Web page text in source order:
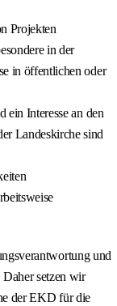
Projekten
in der
in öffentlichen oder
ein Interesse an den
Landeskirche sind
und
setzen wir
der EKD für die